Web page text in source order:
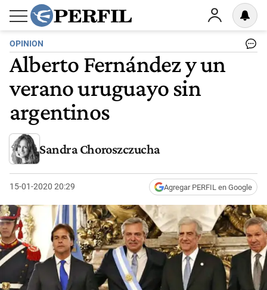
OPINION
Alberto Fernández y un
verano uruguayo sin
argentinos
Sandra Choroszczucha
15-01-2020 20:29 Agregar PERFIL en Google